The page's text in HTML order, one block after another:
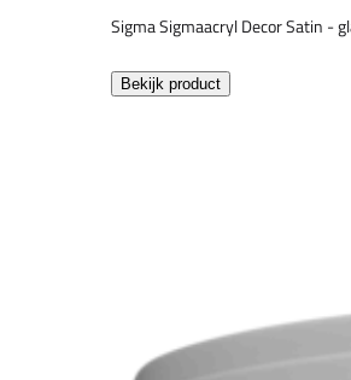
Sigma Sigmaacryl Decor Satin -
Bekijk product